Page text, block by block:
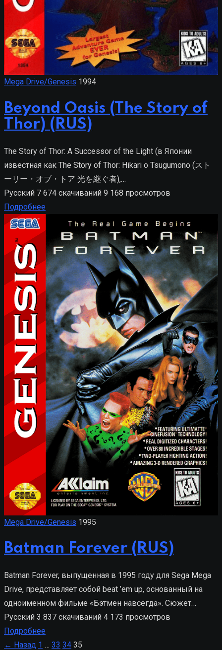
Mega Drive/Genesis 1994
Beyond Oasis (The Story of
Thor) (RUS)
The Story of Thor: A Successor of the Light (в Японии
известная как The Story of Thor: Hikari o Tsugumono (スト
ーリー・オブ・トア 光を継ぐ者),…
Русский 7 674 скачиваний 9 168 просмотров
Подробнее
Mega Drive/Genesis 1995
Batman Forever (RUS)
Batman Forever, выпущенная в 1995 году для Sega Mega
Drive, представляет собой beat ’em up, основанный на
одноименном фильме «Бэтмен навсегда». Сюжет…
Русский 3 837 скачиваний 4 173 просмотров
Подробнее
Пагинация
← Назад 1 … 33 34 35